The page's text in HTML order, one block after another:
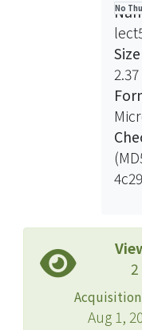
No
Size
2
Aug 1,